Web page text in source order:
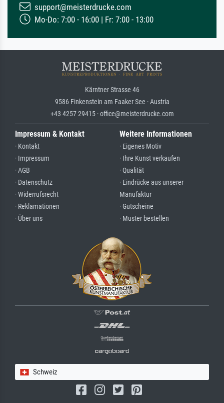
support@meisterdrucke.com
Mo-Do: 7:00 - 16:00 | Fr: 7:00 - 13:00
Kärntner Strasse 46
9586 Finkenstein am Faaker See · Austria
+43 4257 29415 · office@meisterdrucke.com
Impressum & Kontakt
· Kontakt
· Impressum
· AGB
· Datenschutz
· Widerrufsrecht
· Reklamationen
· Über uns
Weitere Informationen
· Eigenes Motiv
· Ihre Kunst verkaufen
· Qualität
· Eindrücke aus unserer
Manufaktur
· Gutscheine
· Muster bestellen
Schweiz